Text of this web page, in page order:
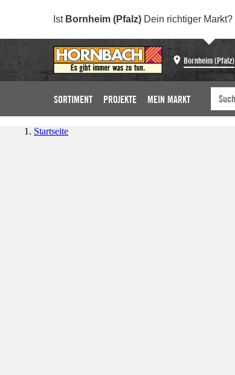
Ist Bornheim (Pfalz) Dein richtiger Markt?
Bornheim (Pfalz)
SORTIMENT PROJEKTE MEIN MARKT
Startseite